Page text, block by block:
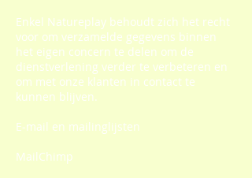
Enkel Natureplay behoudt zich het recht
voor om verzamelde gegevens binnen
het eigen concern te delen om de
dienstverlening verder te verbeteren en
om met onze klanten in contact te
kunnen blijven.
E-mail en mailinglijsten
MailChimp